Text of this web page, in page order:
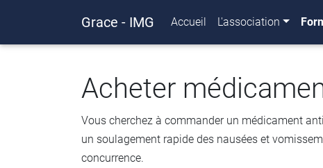
Grace - IMG Accueil L'association
Acheter
Vous cherchez à commander un médicament
un soulagement rapide des nausées et
concurrence.